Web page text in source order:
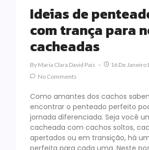
Ideias de
com trança para
cacheadas
By Maria Clara David Pais
16 De Janeiro
No Comments
Como amantes dos cachos
encontrar o penteado perfeito
jornada diferenciada. Seja você
cacheada com cachos soltos,
apertados ou em transição, há